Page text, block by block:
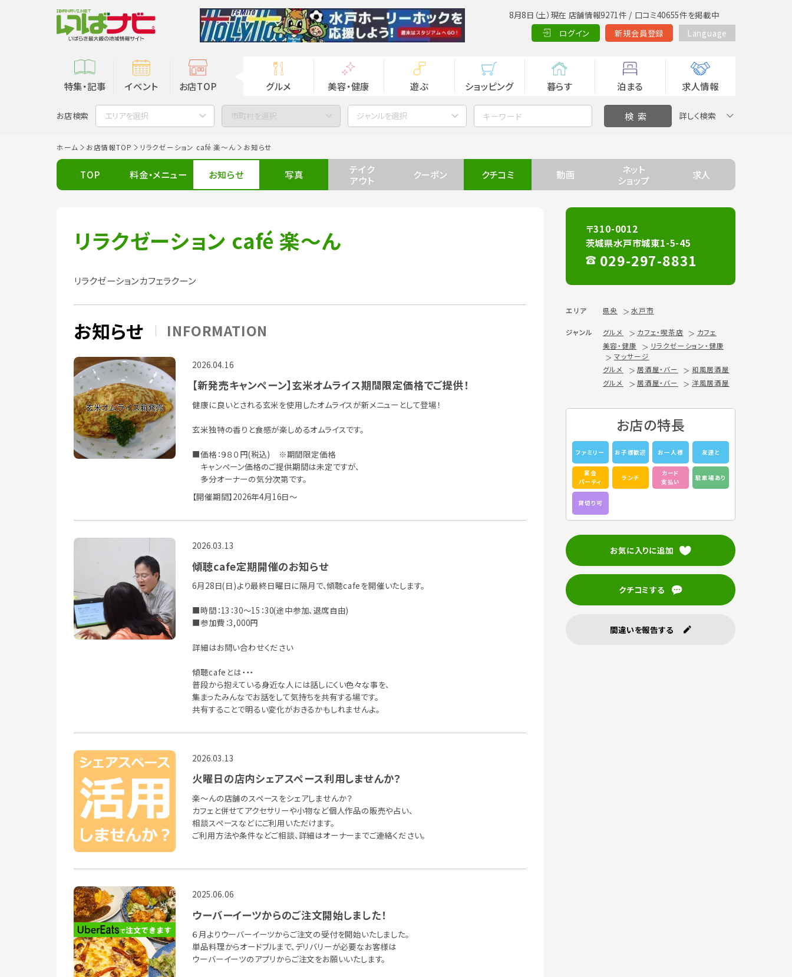
8月8日（土）現在 店舗情報9271件 / 口コミ40655件を掲載中
ログイン
新規会員登録 Language
特集・記事 イベント お店TOP グルメ 美容・健康 遊ぶ ショッピング 暮らす 泊まる 求人情報
お店検索 エリアを選択 市町村を選択 ジャンルを選択 詳しく検索
ホーム お店情報TOP リラクゼーション café 楽～ん お知らせ
TOP 料金・メニュー お知らせ 写真
テイク
アウト
クーポン クチコミ 動画
ネット
ショップ
求人
リラクゼーション café 楽～ん
リラクゼーションカフェラクーン
お知らせ INFORMATION
2026.04.16
【新発売キャンペーン】玄米オムライス期間限定価格でご提供！
健康に良いとされる玄米を使用したオムライスが新メニューとして登場！
玄米独特の香りと食感が楽しめるオムライスです。
■価格：９８０円(税込) ※期間限定価格
キャンペーン価格のご提供期間は未定ですが、
多分オーナーの気分次第です。
【開催期間】2026年4月16日～
2026.03.13
傾聴cafe定期開催のお知らせ
6月28日(日)より最終日曜日に隔月で、傾聴cafeを開催いたします。
■時間：13：30～15：30(途中参加、退席自由)
■参加費：3,000円
詳細はお問い合わせください
傾聴cafeとは・・・
普段から抱えている身近な人には話しにくい色々な事を、
集まったみんなでお話をして気持ちを共有する場です。
共有することで明るい変化がおきるかもしれませんよ。
2026.03.13
火曜日の店内シェアスペース利用しませんか？
楽～んの店舗のスペースをシェアしませんか？
カフェと併せてアクセサリーや小物など個人作品の販売や占い、
相談スペースなどにご利用いただけます。
ご利用方法や条件などご相談、詳細はオーナーまでご連絡ください。
2025.06.06
ウーバーイーツからのご注文開始しました！
６月よりウーバーイーツからご注文の受付を開始いたしました。
単品料理からオードブルまで、デリバリーが必要なお客様は
ウーバーイーツのアプリからご注文をお願いいたします。
〒310-0012
茨城県水戸市城東1-5-45
029-297-8831
エリア 県央 水戸市
ジャンル グルメ カフェ・喫茶店
カフェ
美容・健康
リラクゼーション・健康
マッサージ
グルメ
居酒屋・バー
和風居酒屋
グルメ
居酒屋・バー 洋風居酒屋
お店の特長
ファミリー お子様歓迎 お一人様 友達と
宴会
パーティ
ランチ
カード
支払い
駐車場あり
貸切り可
お気に入りに追加
クチコミする
間違いを報告する